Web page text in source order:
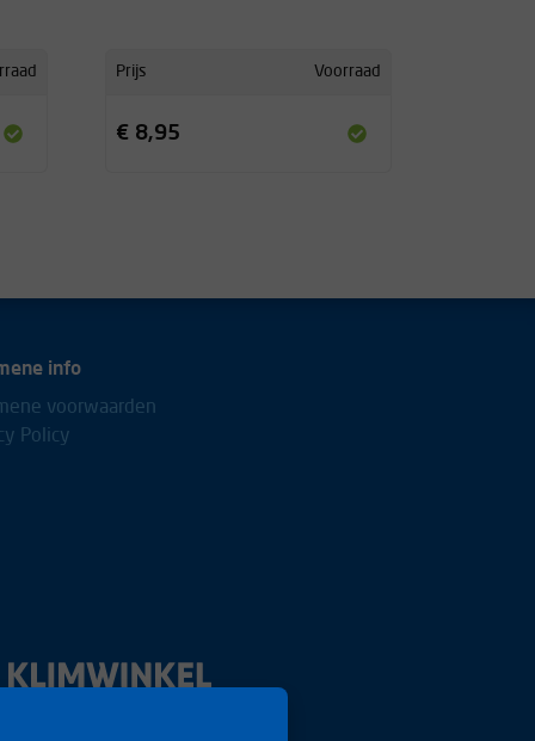
Prijs Voorraad
€ 8,95
info
voorwaarden
Policy